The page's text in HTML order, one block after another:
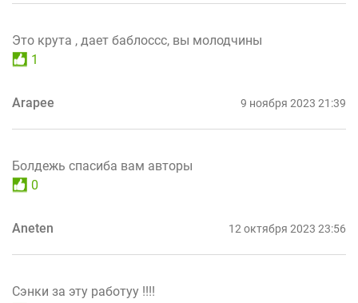
Это крута , дает баблоссс, вы молодчины
1
Arapee 9 ноября 2023 21:39
Болдежь спасиба вам авторы
0
Aneten 12 октября 2023 23:56
Сэнки за эту работуу !!!!